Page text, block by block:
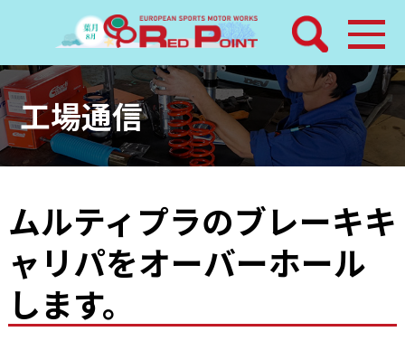
検索
ホーム
トピックス
レッドポイントパーツ
その他サービス
工場通信
ムルティプラのブレーキキ
ャリパをオーバーホール
します。